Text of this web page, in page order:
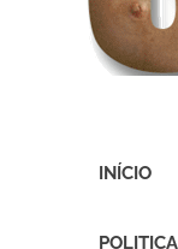
presente
INÍCIO